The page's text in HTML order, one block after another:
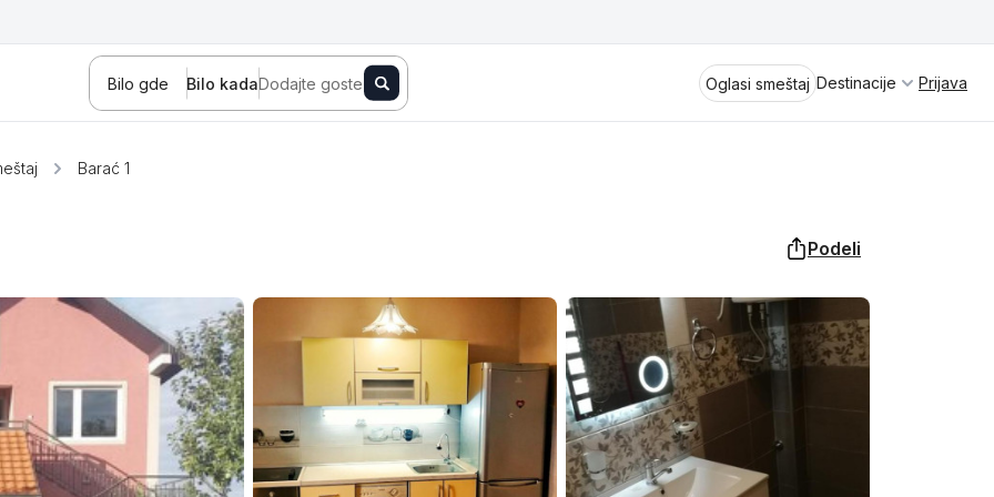
Bilo gde Bilo kadaDodajte goste Oglasi smeštaj Destinacije
Koviljača Sokobanja Fruška gora Vrnjačka Banja
Stara planina Banja Vrujci Perućac
Ždrelo Golubac Kladovo
Bašta Kraljevo Jagodina Aranđelovac
Spremite se za virtuelno putovanje
kroz jednu od najlepših zemalja
Evrope i sveta. Uživaćete u prikazima
planinskih masiva poput Tare i Šar-
planine, ali i u ravničarskim predelima
prostrane Vojvodine. Istraživanje
tradicije i kulturnog dobra Srbije
otkriće vam pravu narav srpskog
Prijava
Barać 1
Podeli